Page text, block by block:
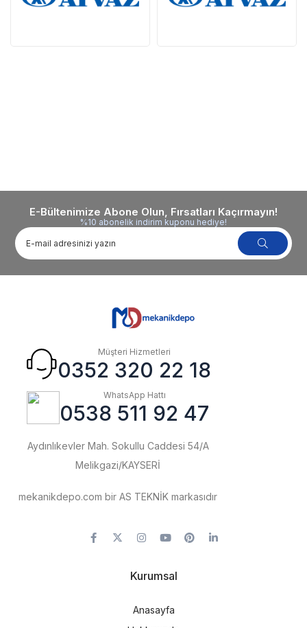
E-Bültenimize Abone Olun, Fırsatları Kaçırmayın!
%10 abonelik indirim kuponu hediye!
Müşteri Hizmetleri
0352 320 22 18
WhatsApp Hattı
0538 511 92 47
Aydınlıkevler Mah. Sokullu Caddesi 54/A
Melikgazi/KAYSERİ
mekanikdepo.com bir AS TEKNİK markasıdır
Kurumsal
Anasayfa